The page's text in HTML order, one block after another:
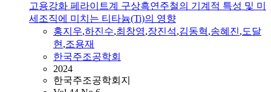
고용강화 페라이트계 구상흑연주철의 기계적 특성 및 미
세조직에 미치는 티타늄(Ti)의 영향
홍지우,하진수,최창영,장진석,김동혁,송혜진,도달
현,조용재
한국주조공학회
2024
한국주조공학회지